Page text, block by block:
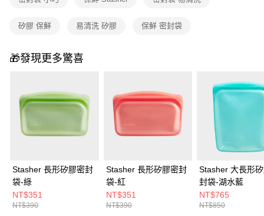
用戶於交易時，得透過本服務購買商品或服務，並由商店將買賣／分期付款
買賣價金債權讓與本公司後，依約使用本公司帳單繳交帳款。
資料（包含姓名、電話或地址）提供予台灣大哥大進項蒐集、處理及利用，
由本公司與您本人進行分期帳單所需資料之確認、核對及更正。
矽膠 保鮮 易清洗 矽膠 保鮮 密封袋
🎁發現更多驚喜
Stasher 長形矽膠密封
袋-綠
NT$351
NT$390
Stasher 長形矽膠密封
袋-紅
NT$351
NT$390
Stasher 大長形
封袋-湖水藍
NT$765
NT$850